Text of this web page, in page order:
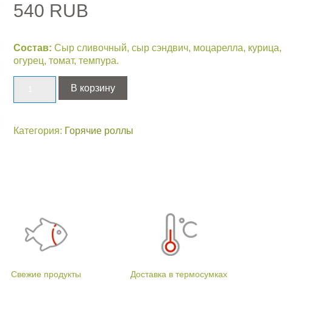
540 RUB
Состав:Сыр сливочный, сыр сэндвич, моцарелла, курица,
огурец, томат, темпура.
Количество
В корзину
Категория: Горячие роллы
Свежие продукты Доставка в термосумках